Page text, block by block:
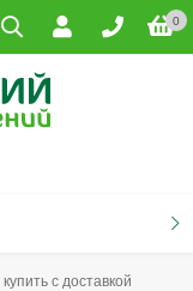
0
с доставкой